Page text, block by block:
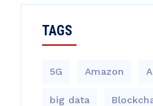
TAGS
5G Amazon
big data